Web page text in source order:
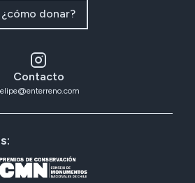
¿cómo donar?
Contacto